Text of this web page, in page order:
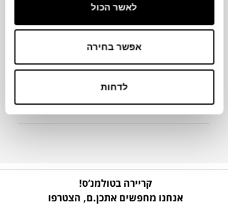
לאשר הכול
אפשר בחירה
לדחות
מק"ט
פרטים נוספים
קריירה בטולמנ’ס!
אנחנו מחפשים אתכן.ם, הצטרפו